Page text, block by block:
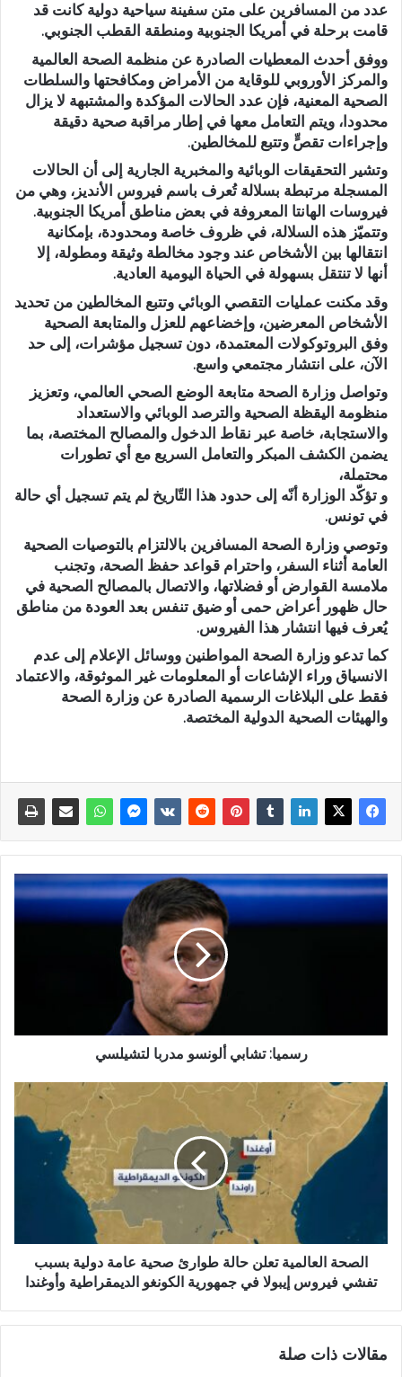
عدد من المسافرين على متن سفينة سياحية دولية كانت قد
قامت برحلة في أمريكا الجنوبية ومنطقة القطب الجنوبي.
ووفق أحدث المعطيات الصادرة عن منظمة الصحة العالمية
والمركز الأوروبي للوقاية من الأمراض ومكافحتها والسلطات
الصحية المعنية، فإن عدد الحالات المؤكدة والمشتبهة لا يزال
محدودا، ويتم التعامل معها في إطار مراقبة صحية دقيقة
وإجراءات تقصٍّ وتتبع للمخالطين.
وتشير التحقيقات الوبائية والمخبرية الجارية إلى أن الحالات
المسجلة مرتبطة بسلالة تُعرف باسم فيروس الأنديز، وهي من
فيروسات الهانتا المعروفة في بعض مناطق أمريكا الجنوبية.
وتتميّز هذه السلالة، في ظروف خاصة ومحدودة، بإمكانية
انتقالها بين الأشخاص عند وجود مخالطة وثيقة ومطولة، إلا
أنها لا تنتقل بسهولة في الحياة اليومية العادية.
وقد مكنت عمليات التقصي الوبائي وتتبع المخالطين من تحديد
الأشخاص المعرضين، وإخضاعهم للعزل والمتابعة الصحية
وفق البروتوكولات المعتمدة، دون تسجيل مؤشرات، إلى حد
الآن، على انتشار مجتمعي واسع.
وتواصل وزارة الصحة متابعة الوضع الصحي العالمي، وتعزيز
منظومة اليقظة الصحية والترصد الوبائي والاستعداد
والاستجابة، خاصة عبر نقاط الدخول والمصالح المختصة، بما
يضمن الكشف المبكر والتعامل السريع مع أي تطورات
محتملة،
و تؤكّد الوزارة أنّه إلى حدود هذا التّاريخ لم يتم تسجيل أي حالة
في تونس.
وتوصي وزارة الصحة المسافرين بالالتزام بالتوصيات الصحية
العامة أثناء السفر، واحترام قواعد حفظ الصحة، وتجنب
ملامسة القوارض أو فضلاتها، والاتصال بالمصالح الصحية في
حال ظهور أعراض حمى أو ضيق تنفس بعد العودة من مناطق
يُعرف فيها انتشار هذا الفيروس.
كما تدعو وزارة الصحة المواطنين ووسائل الإعلام إلى عدم
الانسياق وراء الإشاعات أو المعلومات غير الموثوقة، والاعتماد
فقط على البلاغات الرسمية الصادرة عن وزارة الصحة
والهيئات الصحية الدولية المختصة.
رسميا: تشابي ألونسو مدربا لتشيلسي
الصحة العالمية تعلن حالة طوارئ صحية عامة دولية بسبب
تفشي فيروس إيبولا في جمهورية الكونغو الديمقراطية وأوغندا
مقالات ذات صلة